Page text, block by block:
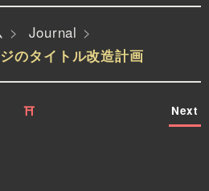
Journal
のタイトル改造計画
⛩ Next